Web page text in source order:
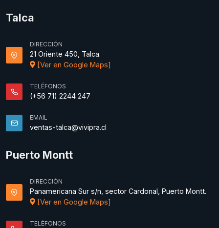
Talca
DIRECCIÓN
21 Oriente 450, Talca.
[Ver en Google Maps]
TELÉFONOS
(+56 71) 2244 247
EMAIL
ventas-talca@vivipra.cl
Puerto Montt
DIRECCIÓN
Panamericana Sur s/n, sector Cardonal, Puerto Montt.
[Ver en Google Maps]
TELÉFONOS